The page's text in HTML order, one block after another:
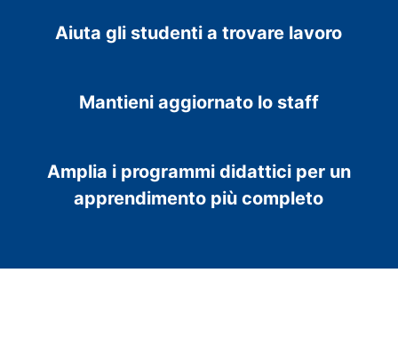
Aiuta gli studenti a trovare lavoro
Mantieni aggiornato lo staff
Amplia i programmi didattici per un
apprendimento più completo